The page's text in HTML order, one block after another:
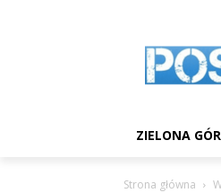
ZIELONA
Strona główna